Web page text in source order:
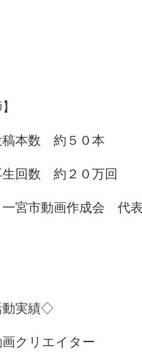
稿本数 約５０本
生回数 約２０万回
市動画作成会 代表
実績◇
リエイター